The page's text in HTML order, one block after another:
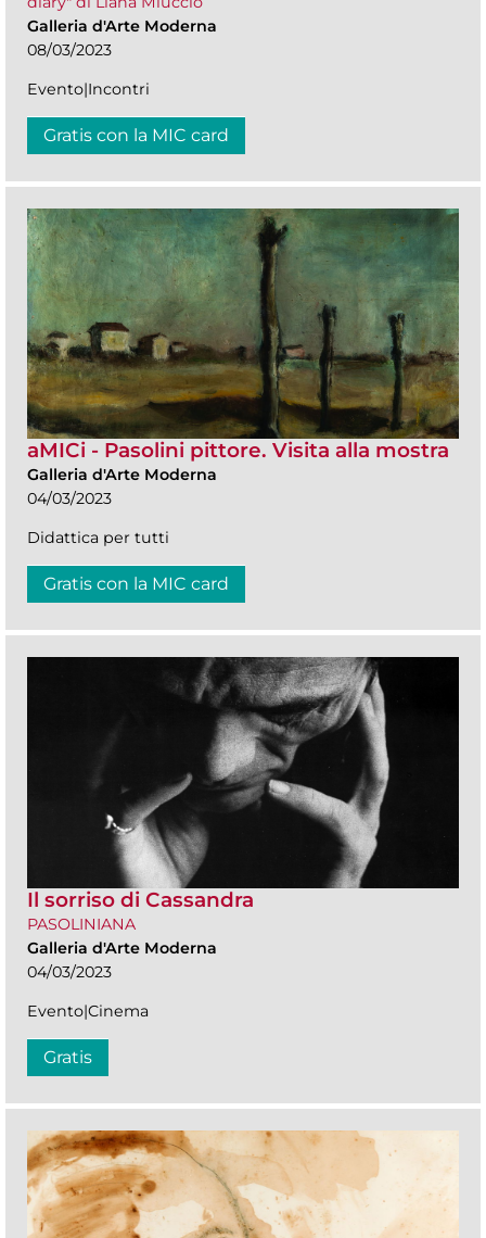
Galleria d'Arte Moderna
08/03/2023
Evento|Incontri
Gratis con la MIC card
aMICi - Pasolini pittore. Visita alla mostra
Galleria d'Arte Moderna
04/03/2023
Didattica per tutti
Gratis con la MIC card
Il sorriso di Cassandra
PASOLINIANA
Galleria d'Arte Moderna
04/03/2023
Evento|Cinema
Gratis